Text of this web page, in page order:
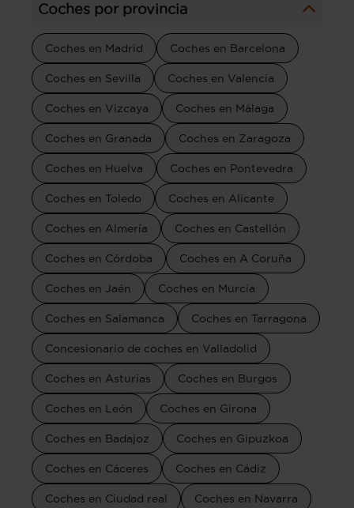
Coches por provincia
Coches en Madrid Coches en Barcelona
Coches en Sevilla Coches en Valencia
Coches en Vizcaya Coches en Málaga
Coches en Granada Coches en Zaragoza
Coches en Huelva Coches en Pontevedra
Coches en Toledo Coches en Alicante
Coches en Almería Coches en Castellón
Coches en Córdoba Coches en A Coruña
Coches en Jaén Coches en Murcia
Coches en Salamanca Coches en Tarragona
Concesionario de coches en Valladolid
Coches en Asturias Coches en Burgos
Coches en León Coches en Girona
Coches en Badajoz Coches en Gipuzkoa
Coches en Cáceres Coches en Cádiz
Coches en Ciudad real Coches en Navarra